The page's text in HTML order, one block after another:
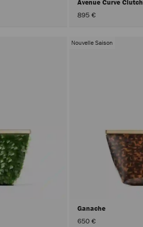
895 €
Nouvelle Saison
Ganache
650 €